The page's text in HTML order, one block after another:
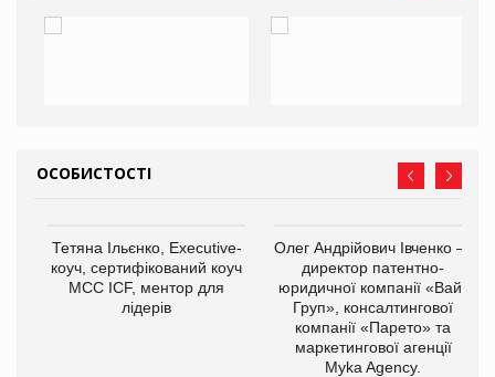
ОСОБИСТОСТІ
Тетяна Ільєнко, Executive-
коуч, сертифікований коуч
МСС ICF, ментор для
лідерів
Олег Андрійович Івченко —
директор патентно-
юридичної компанії «Вайз
Груп», консалтингової
компанії «Парето» та
маркетингової агенції
Myka Agency.